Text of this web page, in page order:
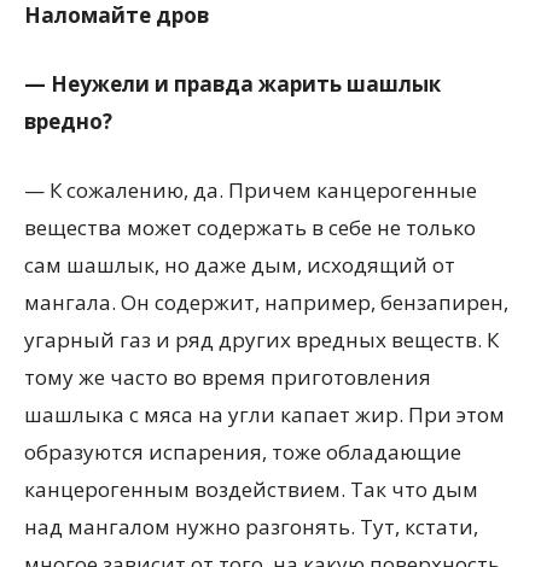
Наломайте дров
— Неужели и правда жарить шашлык
вредно?
— К сожалению, да. Причем канцерогенные
вещества может содержать в себе не только
сам шашлык, но даже дым, исходящий от
мангала. Он содержит, например, бензапирен,
угарный газ и ряд других вредных веществ. К
тому же часто во время приготовления
шашлыка с мяса на угли капает жир. При этом
образуются испарения, тоже обладающие
канцерогенным воздействием. Так что дым
над мангалом нужно разгонять. Тут, кстати,